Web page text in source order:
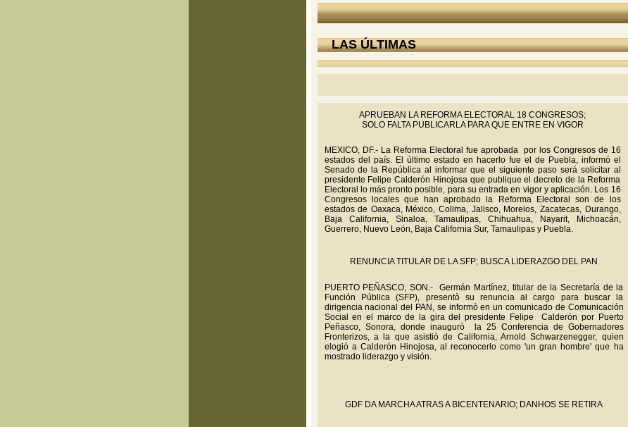
LAS ÚLTIMAS
APRUEBAN LA REFORMA ELECTORAL 18 CONGRESOS;
SOLO FALTA PUBLICARLA PARA QUE ENTRE EN VIGOR
MEXICO, DF.- La Reforma Electoral fue aprobada por los Congresos de 16
estados del país. El último estado en hacerlo fue el de Puebla, informó el
Senado de la República al informar que el siguiente paso será solicitar al
presidente Felipe Calderón Hinojosa que publique el decreto de la Reforma
Electoral lo más pronto posible, para su entrada en vigor y aplicación. Los 16
Congresos locales que han aprobado la Reforma Electoral son de los
estados de Oaxaca, México, Colima, Jalisco, Morelos, Zacatecas, Durango,
Baja California, Sinaloa, Tamaulipas, Chihuahua, Nayarit, Michoacán,
Guerrero, Nuevo León, Baja California Sur, Tamaulipas y Puebla.
RENUNCIA TITULAR DE LA SFP; BUSCA LIDERAZGO DEL PAN
PUERTO PEÑASCO, SON.- Germán Martínez, titular de la Secretaría de la
Función Pública (SFP), presentò su renuncia al cargo para buscar la
dirigencia nacional del PAN, se informò en un comunicado de Comunicación
Social en el marco de la gira del presidente Felipe Calderón por Puerto
Peñasco, Sonora, donde inaugurò la 25 Conferencia de Gobernadores
Fronterizos, a la que asistiò de California, Arnold Schwarzenegger, quien
elogió a Calderón Hinojosa, al reconocerlo como 'un gran hombre' que ha
mostrado liderazgo y visión.
GDF DA MARCHA ATRAS A BICENTENARIO; DANHOS SE RETIRA